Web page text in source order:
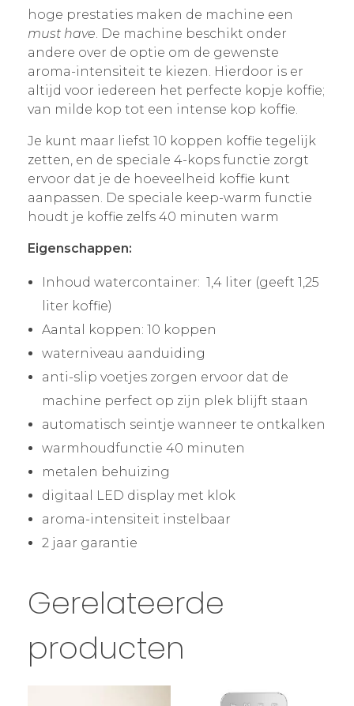
hoge prestaties maken de machine een
must have. De machine beschikt onder
andere over de optie om de gewenste
aroma-intensiteit te kiezen. Hierdoor is er
altijd voor iedereen het perfecte kopje koffie;
van milde kop tot een intense kop koffie.
Je kunt maar liefst 10 koppen koffie tegelijk
zetten, en de speciale 4-kops functie zorgt
ervoor dat je de hoeveelheid koffie kunt
aanpassen. De speciale keep-warm functie
houdt je koffie zelfs 40 minuten warm
Eigenschappen:
Inhoud watercontainer: 1,4 liter (geeft 1,25
liter koffie)
Aantal koppen: 10 koppen
waterniveau aanduiding
anti-slip voetjes zorgen ervoor dat de
machine perfect op zijn plek blijft staan
automatisch seintje wanneer te ontkalken
warmhoudfunctie 40 minuten
metalen behuizing
digitaal LED display met klok
aroma-intensiteit instelbaar
2 jaar garantie
Gerelateerde
producten